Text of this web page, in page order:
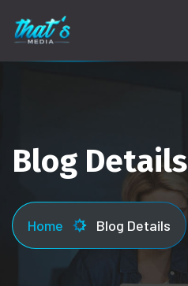
Blog Details
Home Blog Details